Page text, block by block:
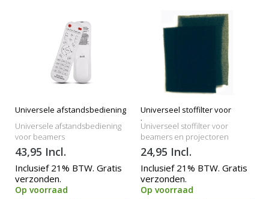
Universele afstandsbediening
Universele afstandsbediening
voor beamers
43,95 Incl.
Inclusief 21% BTW. Gratis
verzonden.
Op voorraad
Universeel stoffilter voor
beamers
Universeel stoffilter voor
beamers en projectoren
24,95 Incl.
Inclusief 21% BTW. Gratis
verzonden.
Op voorraad